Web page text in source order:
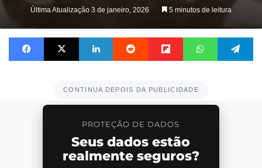
Última Atualização 3 de janeiro, 2026 5 minutos de leitura
Facebook X Linkedin Reddit Flipboard WhatsApp
CONTINUA DEPOIS DA PUBLICIDADE
PROTEÇÃO DE DADOS
Seus dados estão
realmente seguros?